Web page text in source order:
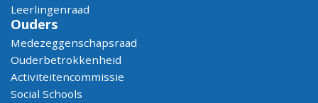
Leerlingenraad
Ouders
Medezeggenschapsraad
Ouderbetrokkenheid
Activiteitencommissie
Social Schools